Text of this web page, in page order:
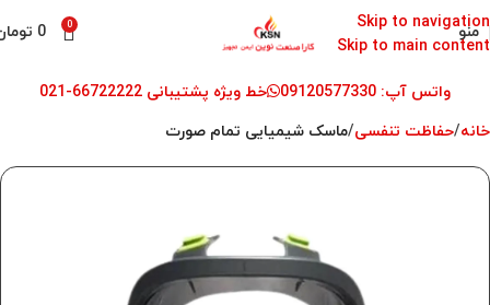
Skip to navigation
Skip to main content
منو 0
0
واتس آپ: 09120577330
خط ویژه پشتیبانی 66722222-021
خانه حفاظت تنفسی ماسک شیمیایی تمام صورت